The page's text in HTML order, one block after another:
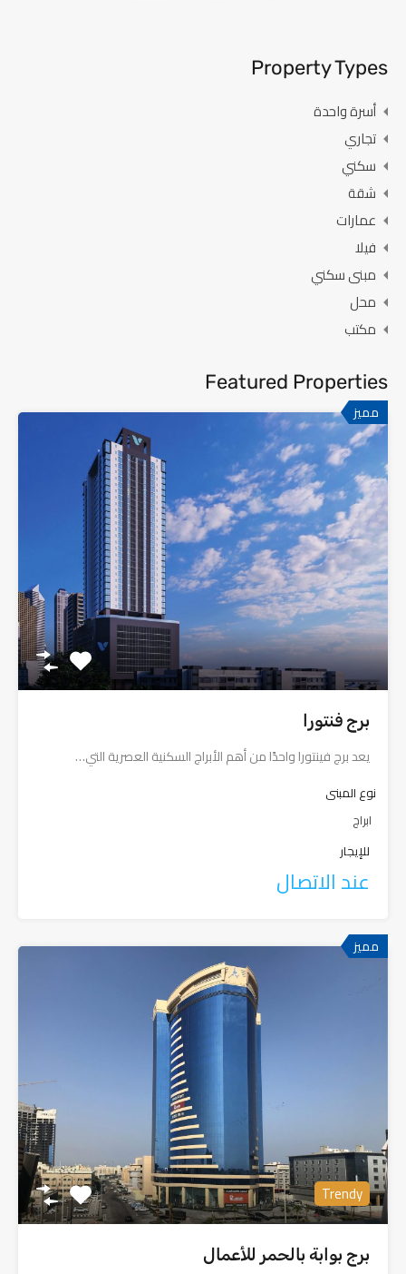
Property Types
أسرة واحدة
تجاري
سكني
شقة
عمارات
فيلا
مبنى سكني
محل
مكتب
Featured Properties
مميز
برج فنتورا
يعد برج فينتورا واحدًا من أهم الأبراج السكنية العصرية التي…
نوع المبنى
ابراج
للإيجار
عند الاتصال
مميز
Trendy
برج بوابة بالحمر للأعمال